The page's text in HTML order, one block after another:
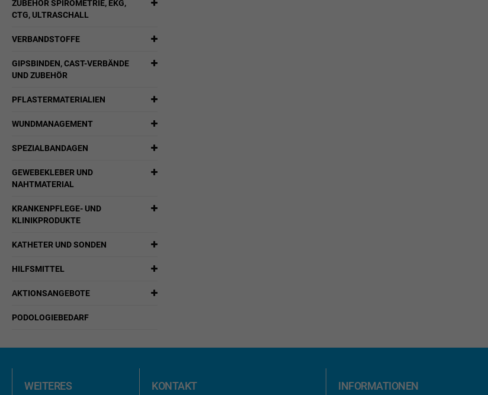
ZUBEHÖR SPIROMETRIE, EKG,
CTG, ULTRASCHALL
VERBANDSTOFFE
GIPSBINDEN, CAST-VERBÄNDE
UND ZUBEHÖR
PFLASTERMATERIALIEN
WUNDMANAGEMENT
SPEZIALBANDAGEN
GEWEBEKLEBER UND
NAHTMATERIAL
KRANKENPFLEGE- UND
KLINIKPRODUKTE
KATHETER UND SONDEN
HILFSMITTEL
AKTIONSANGEBOTE
PODOLOGIEBEDARF
WEITERES KONTAKT INFORMATIONEN